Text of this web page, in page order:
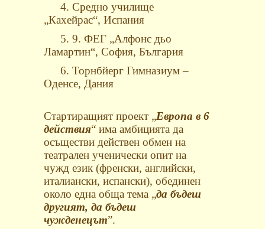
4. Средно училище
„Кахейрас“, Испания
5. 9. ФЕГ „Алфонс дьо
Ламартин“, София, България
6. Торнбйерг Гимназиум –
Одeнсe, Дания
Стартиращият проект „Европа в 6
действия“ има амбицията да
осъществи действен обмен на
театрален ученически опит на
чужд език (френски, английски,
италиански, испански), обединен
около една обща тема „да бъдеш
другият, да бъдеш
чужденецът”.